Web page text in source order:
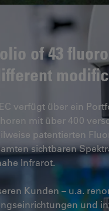
of 43
verfügt über ein
mit über 400
patentierten
sichtbaren
Infrarot.
Kunden – u.a.
und